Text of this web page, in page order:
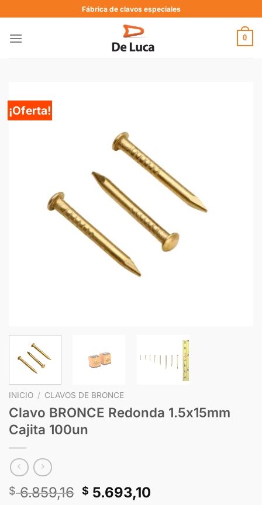
Fábrica de clavos especiales
0
¡Oferta!
INICIO / CLAVOS DE BRONCE
Clavo BRONCE Redonda 1.5x15mm
Cajita 100un
$6.859,16 $ 5.693,10